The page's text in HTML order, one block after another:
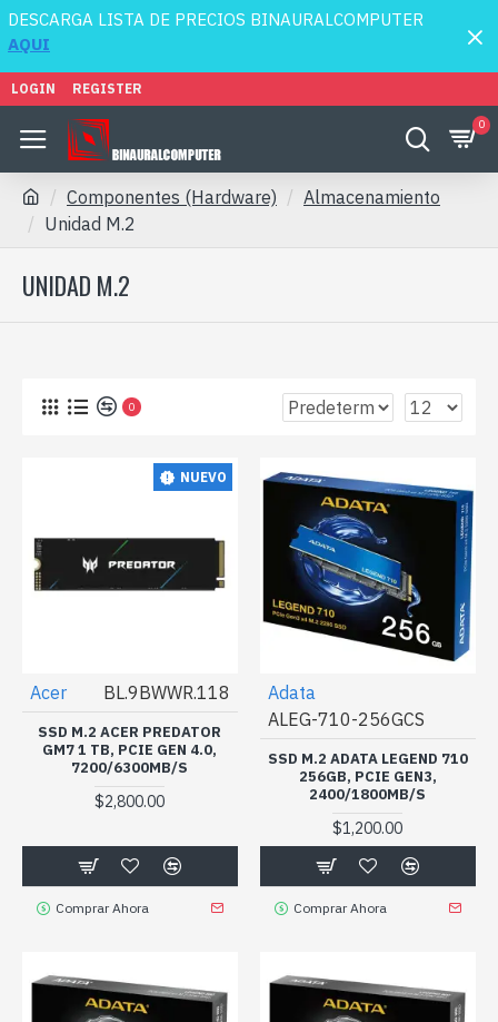
DESCARGA LISTA DE PRECIOS BINAURALCOMPUTER
AQUI
LOGIN REGISTER
0
Componentes (Hardware)
Almacenamiento
Unidad M.2
UNIDAD M.2
0
NUEVO
Acer BL.9BWWR.118
SSD M.2 ACER PREDATOR
GM7 1 TB, PCIE GEN 4.0,
7200/6300MB/S
$2,800.00
Comprar Ahora
Adata
ALEG-710-256GCS
SSD M.2 ADATA LEGEND 710
256GB, PCIE GEN3,
2400/1800MB/S
$1,200.00
Comprar Ahora